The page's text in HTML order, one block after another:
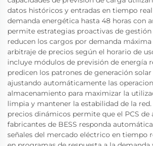
datos históricos y entradas en tiempo
demanda energética hasta 48 horas con
permite estrategias proactivas de
reducen los cargos por demanda
arbitraje de precios según el horario de
incluye módulos de previsión de energía
predicen los patrones de generación solar
ajustando automáticamente las
almacenamiento para maximizar la
limpia y mantener la estabilidad de la
precios dinámicos permite que el PCS de
fabricantes de BESS responda
señales del mercado eléctrico en tiempo